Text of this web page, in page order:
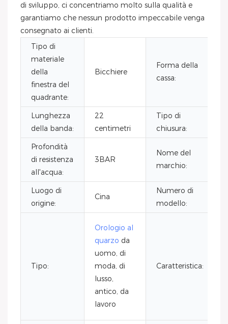
di sviluppo, ci concentriamo molto sulla qualità e
garantiamo che nessun prodotto impeccabile venga
consegnato ai clienti.
Tipo di
materiale
della
finestra del
quadrante:
Bicchiere
Forma della
cassa:
Lunghezza
della banda:
22
centimetri
Tipo di
chiusura:
Profondità
di resistenza
all'acqua:
3BAR
Nome del
marchio:
Luogo di
origine:
Cina
Numero di
modello:
Tipo:
Orologio al
quarzo da
uomo, di
moda, di
lusso,
antico, da
lavoro
Caratteristica: